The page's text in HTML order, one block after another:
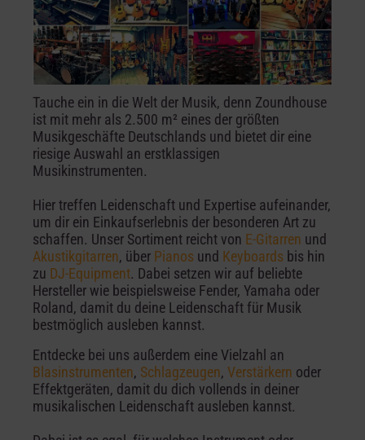
Tauche ein in die Welt der Musik, denn Zoundhouse
ist mit mehr als 2.500 m² eines der größten
Musikgeschäfte Deutschlands und bietet dir eine
riesige Auswahl an erstklassigen
Musikinstrumenten.
Hier treffen Leidenschaft und Expertise aufeinander,
um dir ein Einkaufserlebnis der besonderen Art zu
schaffen. Unser Sortiment reicht von E-Gitarren und
Akustikgitarren, über Pianos und Keyboards bis hin
zu DJ-Equipment. Dabei setzen wir auf beliebte
Hersteller wie beispielsweise Fender, Yamaha oder
Roland, damit du deine Leidenschaft für Musik
bestmöglich ausleben kannst.
Entdecke bei uns außerdem eine Vielzahl an
Blasinstrumenten, Schlagzeugen, Verstärkern oder
Effektgeräten, damit du dich vollends in deiner
musikalischen Leidenschaft ausleben kannst.